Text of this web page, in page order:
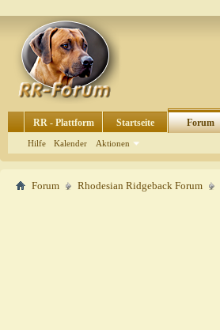
RR - Plattform Startseite Forum
Hilfe Kalender Aktionen
Forum Rhodesian Ridgeback Forum